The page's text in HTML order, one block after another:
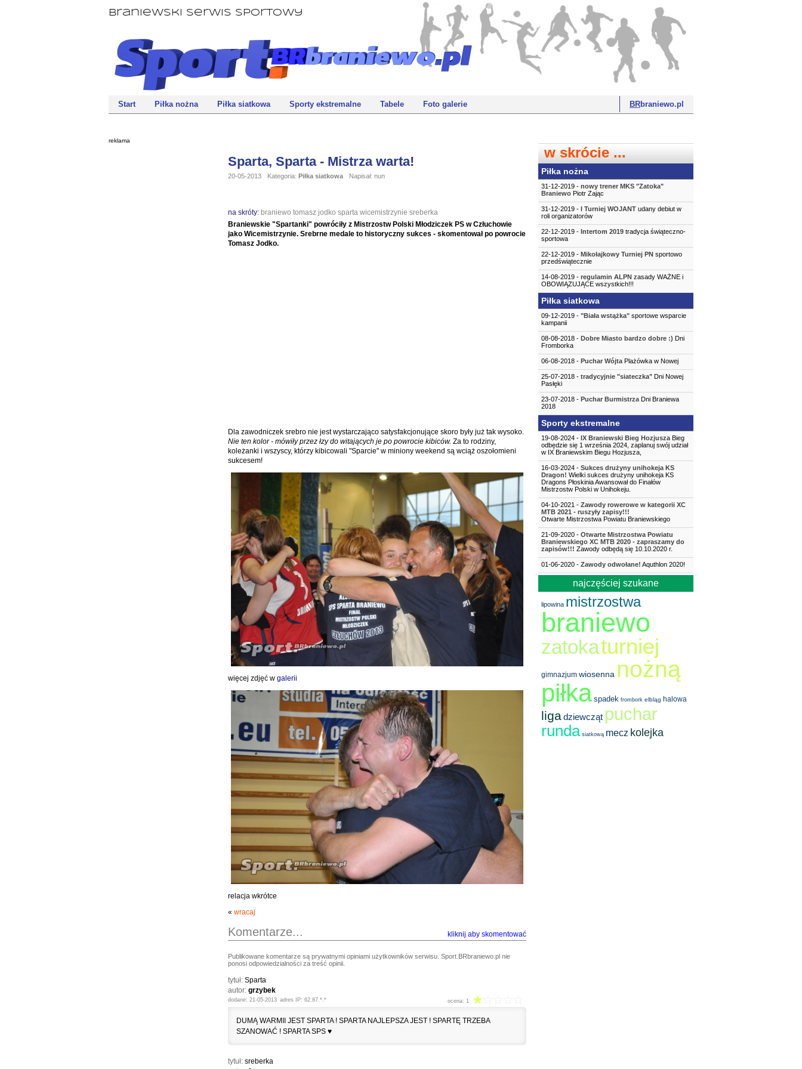
Braniewski Serwis Sportowy
Start Piłka nożna Piłka siatkowa Sporty ekstremalne Tabele Foto galerie BRbraniewo.pl
reklama
Sparta, Sparta - Mistrza warta!
20-05-2013 Kategoria: Piłka siatkowa Napisał: nun
na skróty: braniewo tomasz jodko sparta wicemistrzynie sreberka
Braniewskie "Spartanki" powróciły z Mistrzostw Polski Młodziczek PS w Człuchowie
jako Wicemistrzynie. Srebrne medale to historyczny sukces - skomentował po powrocie
Tomasz Jodko.
Dla zawodniczek srebro nie jest wystarczająco satysfakcjonujące skoro były już tak wysoko.
Nie ten kolor - mówiły przez łzy do witających je po powrocie kibiców. Za to rodziny,
koleżanki i wszyscy, którzy kibicowali "Sparcie" w miniony weekend są wciąż oszołomieni
sukcesem!
więcej zdjęć w galerii
relacja wkrótce
« wracaj
Komentarze... kliknij aby skomentować
Publikowane komentarze są prywatnymi opiniami użytkowników serwisu. Sport.BRbraniewo.pl nie
ponosi odpowiedzialności za treść opinii.
tytuł: Sparta
autor: grzybek
dodane: 21-05-2013 adres IP: 62.87.*.* ocena: 1
DUMĄ WARMII JEST SPARTA ! SPARTA NAJLEPSZA JEST ! SPARTĘ TRZEBA
SZANOWAĆ ! SPARTA SPS ♥
tytuł: sreberka
w skrócie ...
Piłka nożna
31-12-2019 - nowy trener MKS "Zatoka"
Braniewo Piotr Zając
31-12-2019 - I Turniej WOJANT udany debiut w
roli organizatorów
22-12-2019 - Intertom 2019 tradycja świąteczno-
sportowa
22-12-2019 - Mikołajkowy Turniej PN sportowo
przedświątecznie
14-08-2019 - regulamin ALPN zasady WAŻNE i
OBOWIĄZUJĄCE wszystkich!!!
Piłka siatkowa
09-12-2019 - "Biała wstążka" sportowe wsparcie
kampanii
08-08-2018 - Dobre Miasto bardzo dobre :) Dni
Fromborka
06-08-2018 - Puchar Wójta Plażówka w Nowej
25-07-2018 - tradycyjnie "siateczka" Dni Nowej
Pasłęki
23-07-2018 - Puchar Burmistrza Dni Braniewa
2018
Sporty ekstremalne
19-08-2024 - IX Braniewski Bieg Hozjusza Bieg
odbędzie się 1 września 2024, zaplanuj swój udział
w IX Braniewskim Biegu Hozjusza,
16-03-2024 - Sukces drużyny unihokeja KS
Dragon! Wielki sukces drużyny unihokeja KS
Dragons Płoskinia Awansował do Finałów
Mistrzostw Polski w Unihokeju.
04-10-2021 - Zawody rowerowe w kategorii XC
MTB 2021 - ruszyły zapisy!!!
Otwarte Mistrzostwa Powiatu Braniewskiego
21-09-2020 - Otwarte Mistrzostwa Powiatu
Braniewskiego XC MTB 2020 - zapraszamy do
zapisów!!! Zawody odbędą się 10.10.2020 r.
01-06-2020 - Zawody odwołane! Aquthlon 2020!
najczęściej szukane
lipowina mistrzostwa
braniewo
zatokaturniej
gimnazjum wiosenna nożną
piłka spadek frombork elbląg halowa
ligadziewcząt puchar
runda siatkową mecz kolejka